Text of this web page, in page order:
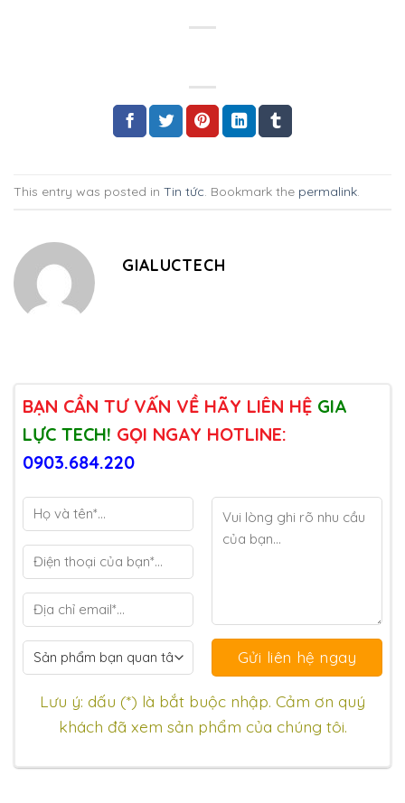
This entry was posted in Tin tức. Bookmark the permalink.
GIALUCTECH
BẠN CẦN TƯ VẤN VỀ HÃY LIÊN HỆ GIA
LỰC TECH! GỌI NGAY HOTLINE:
0903.684.220
Lưu ý: dấu (*) là bắt buộc nhập. Cảm ơn quý
khách đã xem sản phẩm của chúng tôi.